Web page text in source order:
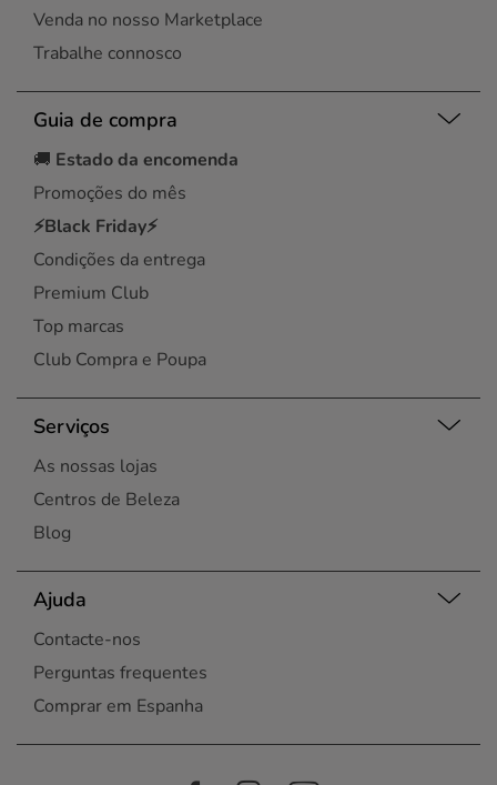
Venda no nosso Marketplace
Trabalhe connosco
Guia de compra
🚚 Estado da encomenda
Promoções do mês
⚡Black Friday⚡
Condições da entrega
Premium Club
Top marcas
Club Compra e Poupa
Serviços
As nossas lojas
Centros de Beleza
Blog
Ajuda
Contacte-nos
Perguntas frequentes
Comprar em Espanha